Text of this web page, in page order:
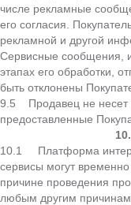
числе рекламные
его согласия.
рекламной и другой
Сервисные сообщения,
этапах его обработки,
быть отклонены
9.5 Продавец не несет
предоставленные
10.
10.1 Платформа
сервисы могут
причине проведения
любым другим причинам